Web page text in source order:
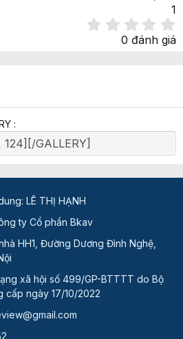
1
.
0
g
0 đánh giá
LÊ THỊ HẠNH
ty Cổ phần Bkav
HH1, Đường Dương Đình Nghệ,
xã hội số 499/GP-BTTTT do Bộ
cấp ngày 17/10/2022